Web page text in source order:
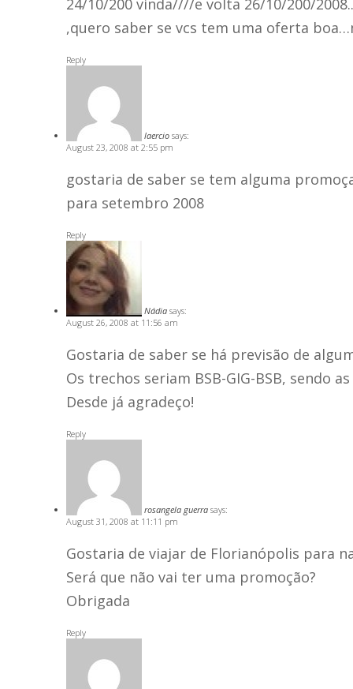
24/10/200 vinda////e volta 26/10/200/
,quero saber se vcs tem uma oferta
Reply
laercio says:
August 23, 2008 at 2:55 pm
gostaria de saber se tem alguma
para setembro 2008
Reply
Nádia says:
August 26, 2008 at 11:56 am
Gostaria de saber se há previsão de
Os trechos seriam BSB-GIG-BSB, sendo
Desde já agradeço!
Reply
rosangela guerra says:
August 31, 2008 at 11:11 pm
Gostaria de viajar de Florianópolis para
Será que não vai ter uma promoção?
Obrigada
Reply